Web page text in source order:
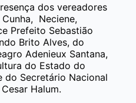
dos vereadores
Neciene,
Prefeito Sebastião
Brito Alves, do
Adenieux Santana,
do Estado do
do Secretário Nacional
Halum.